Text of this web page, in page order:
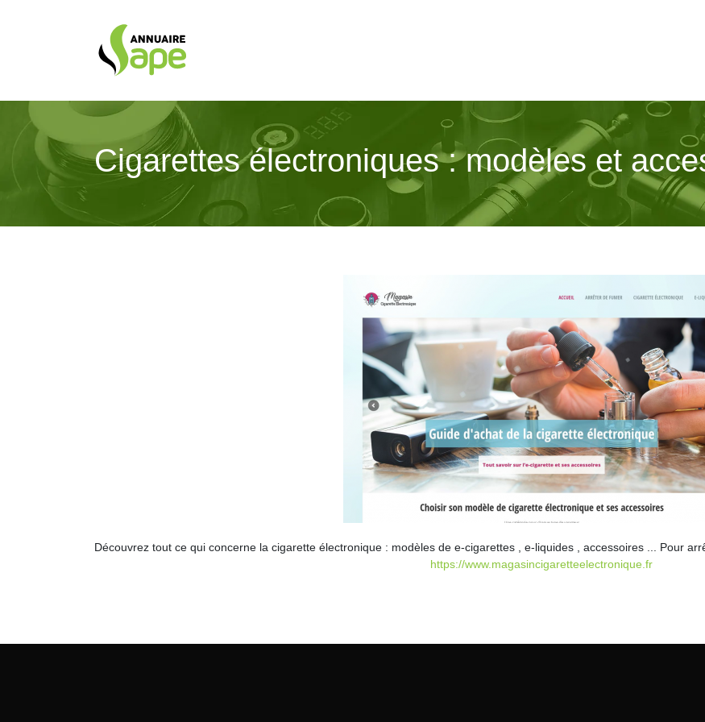
Cigarettes électroniques : modèles et
Découvrez tout ce qui concerne la cigarette électronique : modèles de e-cigarettes , e-liquides , accessoires ... Pour
https://www.magasincigaretteelectronique.fr